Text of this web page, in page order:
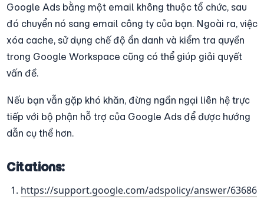
Google Ads bằng một email không thuộc tổ chức, sau
đó chuyển nó sang email công ty của bạn. Ngoài ra, việc
xóa cache, sử dụng chế độ ẩn danh và kiểm tra quyền
trong Google Workspace cũng có thể giúp giải quyết
vấn đề.
Nếu bạn vẫn gặp khó khăn, đừng ngần ngại liên hệ trực
tiếp với bộ phận hỗ trợ của Google Ads để được hướng
dẫn cụ thể hơn.
Citations:
https://support.google.com/adspolicy/answer/63686